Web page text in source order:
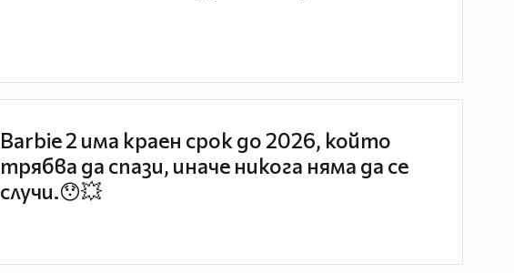
Barbie 2 има краен срок до 2026, който
трябва да спази, иначе никога няма да се
случи.😯💥